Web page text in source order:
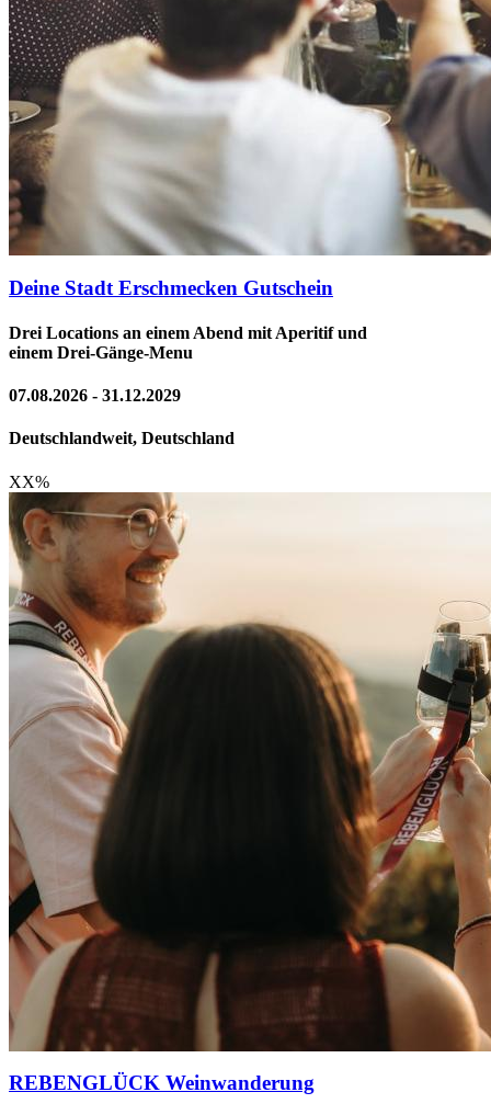
Deine Stadt Erschmecken Gutschein
Drei Locations an einem Abend mit Aperitif und
einem Drei-Gänge-Menu
07.08.2026 - 31.12.2029
Deutschlandweit, Deutschland
XX%
REBENGLÜCK Weinwanderung